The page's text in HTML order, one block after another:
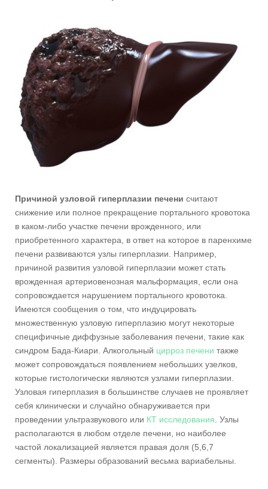
Причиной узловой гиперплазии печени считают
снижение или полное прекращение портального кровотока
в каком-либо участке печени врожденного, или
приобретенного характера, в ответ на которое в паренхиме
печени развиваются узлы гиперплазии. Например,
причиной развития узловой гиперплазии может стать
врожденная артериовенозная мальформация, если она
сопровождается нарушением портального кровотока.
Имеются сообщения о том, что индуцировать
множественную узловую гиперплазию могут некоторые
специфичные диффузные заболевания печени, такие как
синдром Бада-Киари. Алкогольный цирроз печени также
может сопровождаться появлением небольших узелков,
которые гистологически являются узлами гиперплазии.
Узловая гиперплазия в большинстве случаев не проявляет
себя клинически и случайно обнаруживается при
проведении ультразвукового или КТ исследования . Узлы
располагаются в любом отделе печени, но наиболее
частой локализацией является правая доля (5,6,7
сегменты). Размеры образований весьма вариабельны.